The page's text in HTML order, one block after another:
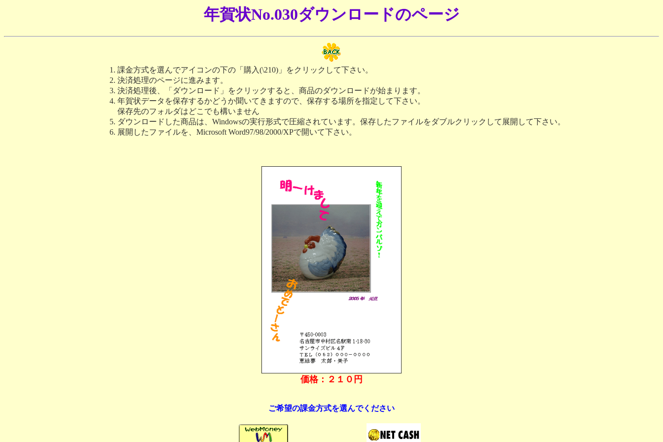
年賀状No.030ダウンロードのページ
課金方式を選んでアイコンの下の「購入(\210)」をクリックして下さい。
決済処理のページに進みます。
決済処理後、「ダウンロード」をクリックすると、商品のダウンロードが始まります。
年賀状データを保存するかどうか聞いてきますので、保存する場所を指定して下さい。
保存先のフォルダはどこでも構いません
ダウンロードした商品は、Windowsの実行形式で圧縮されています。保存したファイルをダブルクリックして展開して下さい。
展開したファイルを、Microsoft Word97/98/2000/XPで開いて下さい。
価格：２１０円
ご希望の課金方式を選んでください